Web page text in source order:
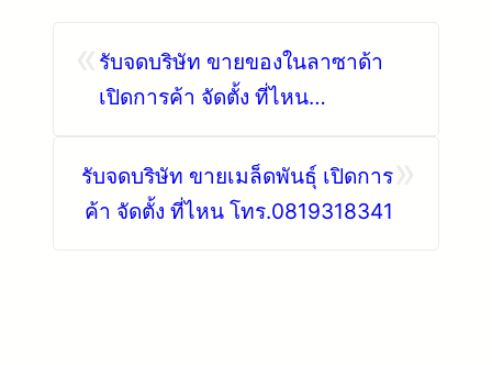
รับจดบริษัท ขายของในลาซาด้า
เปิดการค้า จัดตั้ง ที่ไหน
รับจดบริษัท ขายเมล็ดพันธุ์ เปิดการ
ค้า จัดตั้ง ที่ไหน โทร.0819318341